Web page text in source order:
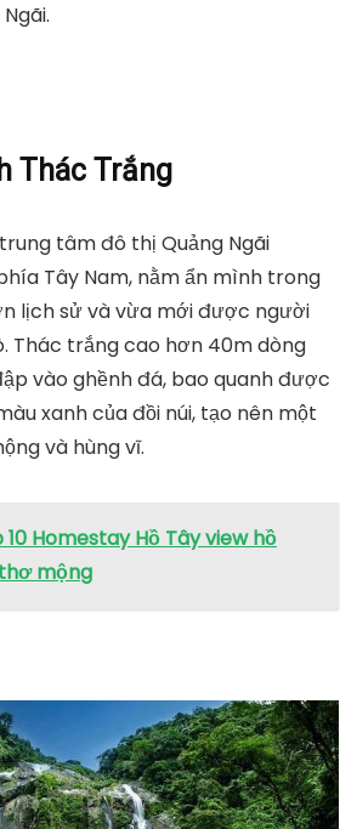
Thác Trắng
tâm đô thị Quảng Ngãi
Tây Nam, nằm ẩn mình trong
lịch sử và vừa mới được người
Thác trắng cao hơn 40m dòng
vào ghềnh đá, bao quanh được
xanh của đồi núi, tạo nên một
và hùng vĩ.
10 Homestay Hồ Tây view hồ
mộng